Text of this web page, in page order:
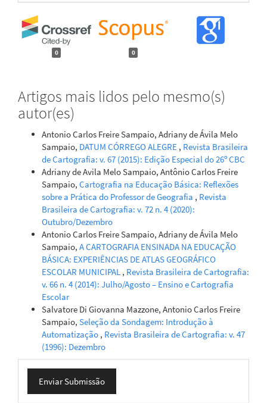
0 0
Artigos mais lidos pelo mesmo(s)
autor(es)
Antonio Carlos Freire Sampaio, Adriany de Ávila Melo
Sampaio, DATUM CÓRREGO ALEGRE , Revista Brasileira
de Cartografia: v. 67 (2015): Edição Especial do 26º CBC
Adriany de Avila Melo Sampaio, Antônio Carlos Freire
Sampaio, Cartografia na Educação Básica: Reflexões
sobre a Prática do Professor de Geografia , Revista
Brasileira de Cartografia: v. 72 n. 4 (2020):
Outubro/Dezembro
Antonio Carlos Freire Sampaio, Adriany de Ávila Melo
Sampaio, A CARTOGRAFIA ENSINADA NA EDUCAÇÃO
BÁSICA: EXPERIÊNCIAS DE ATLAS GEOGRÁFICO
ESCOLAR MUNICIPAL , Revista Brasileira de Cartografia:
v. 66 n. 4 (2014): Julho/Agosto – Ensino e Cartografia
Escolar
Salvatore Di Giovanna Mazzone, Antonio Carlos Freire
Sampaio, Seleção da Sondagem: Introdução à
Automatização , Revista Brasileira de Cartografia: v. 47
(1996): Dezembro
Enviar
Submissão
Enviar Submissão